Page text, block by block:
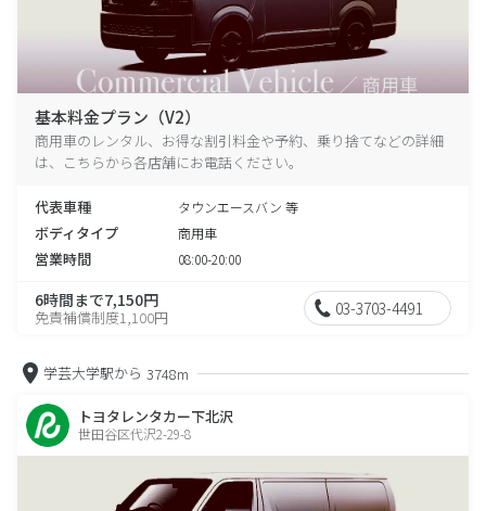
基本料金プラン（V2）
商用車のレンタル、お得な割引料金や予約、乗り捨てなどの詳細
は、こちらから各店舗にお電話ください。
代表車種 タウンエースバン 等
ボディタイプ 商用車
営業時間 08:00-20:00
6時間まで7,150円
免責補償制度1,100円 03-3703-4491
学芸大学駅から 3748m
トヨタレンタカー下北沢
世田谷区代沢2-29-8